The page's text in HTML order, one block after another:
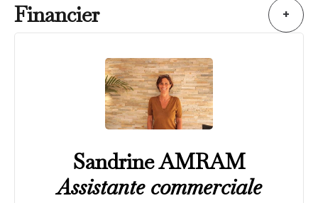
Financier +
Sandrine AMRAM
Assistante commerciale